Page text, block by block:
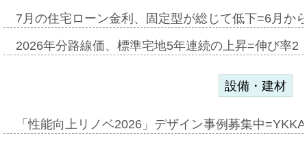
7月の住宅ローン金利、固定型が総じて低下=6月か
2026年分路線価、標準宅地5年連続の上昇=伸び率
設備・建材
「性能向上リノベ2026」デザイン事例募集中